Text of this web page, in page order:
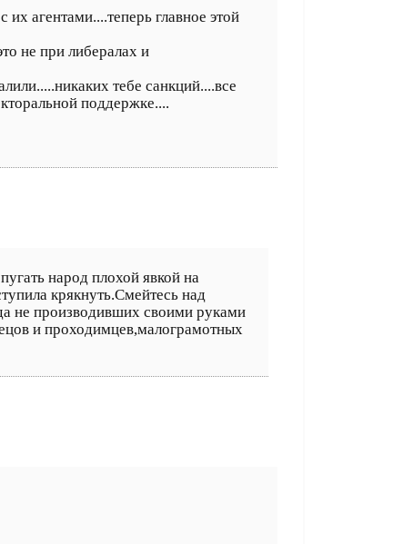
агентами....теперь главное этой
не при либералах и
тебе санкций....все
поддержке....
народ плохой явкой на
крякнуть.Смейтесь над
не производивших своими руками
и проходимцев,малограмотных